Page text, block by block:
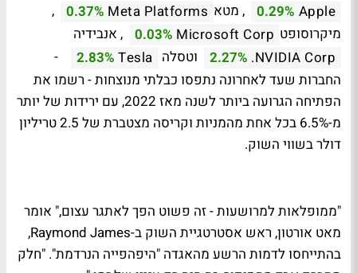
Apple
0.29% , מטא Meta Platforms
0.37%
,
מיקרוסופט Microsoft Corp
0.03% , אנבידיה
NVIDIA Corp.
2.27% וטסלה Tesla
2.83%
-
החברות שעד לאחרונה נתפסו כבלתי מנוצחות - רשמו את
הפתיחה הגרועה ביותר לשנה מאז 2022, עם ירידות של יותר
מ-6.5% בכל אחת מהמניות וקריסה מצטברת של 2.5 טריליון
דולר בשווי השוק.
"ממופלאות למרושעות - זה פשוט הפך לאתגר עצום," אומר
מאט אורטון, ראש אסטרטגיית השוק ב-Raymond James,
בהתייחסו לדמות הרשע מהאגדה "היפהפייה הנרדמת". "חלק